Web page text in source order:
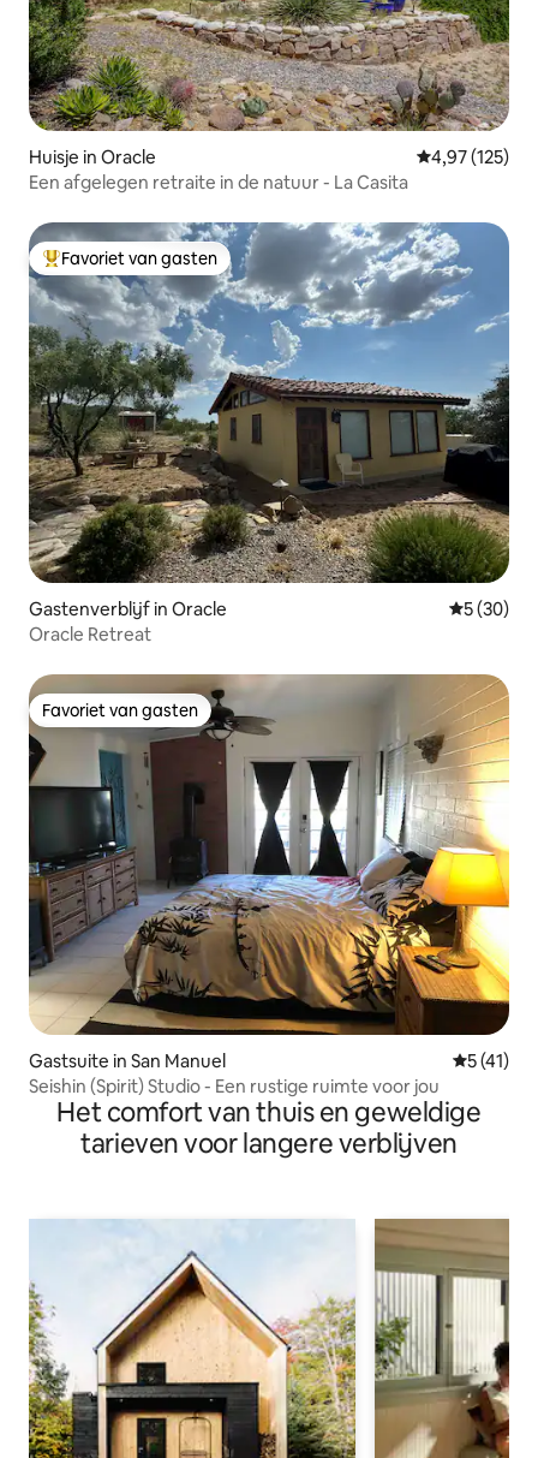
Huisje in Oracle Gemiddelde
4,97 (125)
Een afgelegen retraite in de natuur - La Casita
Topfavoriet van gasten
Favoriet van gasten
Gastenverblijf in Oracle
5 (30)
Oracle Retreat
Favoriet van gasten
Favoriet van gasten
Gastsuite in San Manuel
5 (41)
Seishin (Spirit) Studio - Een rustige ruimte voor jou
Het comfort van thuis en geweldige
tarieven voor langere verblijven